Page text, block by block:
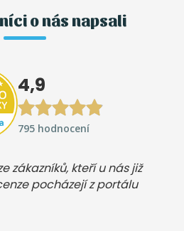
o nás napsali
4,9
795 hodnocení
zákazníků, kteří u nás již
pocházejí z portálu